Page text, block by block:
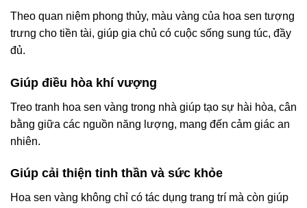
Theo quan niệm phong thủy, màu vàng của hoa sen tượng
trưng cho tiền tài, giúp gia chủ có cuộc sống sung túc, đầy
đủ.
Giúp điều hòa khí vượng
Treo tranh hoa sen vàng trong nhà giúp tạo sự hài hòa, cân
bằng giữa các nguồn năng lượng, mang đến cảm giác an
nhiên.
Giúp cải thiện tinh thần và sức khỏe
Hoa sen vàng không chỉ có tác dụng trang trí mà còn giúp